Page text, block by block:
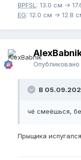
BPFSL : 13.0 см ->
EG: 12.0 см -> 12.8
Опубликовано
В
чё смеёшься,
Прыщика испугался